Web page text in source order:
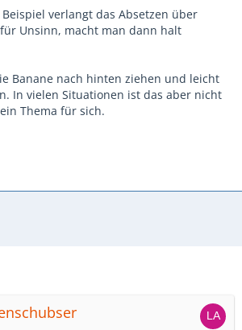
verlangt das Absetzen über
Unsinn, macht man dann halt
Banane nach hinten ziehen und leicht
In vielen Situationen ist das aber nicht
Thema für sich.